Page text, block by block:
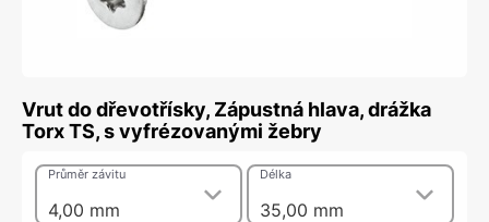
Vrut do dřevotřísky, Zápustná hlava, drážka
Torx TS, s vyfrézovanými žebry
4,00 mm
Průměr závitu
35,00 mm
Délka